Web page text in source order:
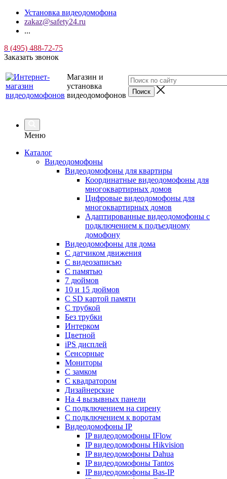
Установка видеодомофона
zakaz@safety24.ru
...
8 (495) 488-72-75
Заказать звонок
Магазин и
установка
видеодомофонов
Меню
Каталог
Видеодомофоны
Видеодомофоны для квартиры
Координатные видеодомофоны для
многоквартирных домов
Цифровые видеодомофоны для
многоквартирных домов
Адаптированные видеодомофоны с
подключением к подъездному
домофону
Видеодомофоны для дома
С датчиком движения
С видеозаписью
C памятью
7 дюймов
10 и 15 дюймов
С SD картой памяти
С трубкой
Без трубки
Интерком
Цветной
iPS дисплей
Сенсорные
Мониторы
С замком
C квадратором
Дизайнерские
На 4 вызывных панели
С подключением на сирену
С подключением к воротам
Видеодомофоны IP
IP видеодомофоны IFlow
IP видеодомофоны Hikvision
IP видеодомофоны Dahua
IP видеодомофоны Tantos
IP видеодомофоны Bas-IP